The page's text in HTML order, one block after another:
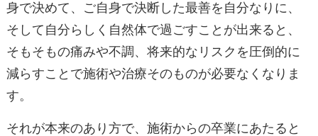
身で決めて、ご自身で決断した最善を自分なりに、
そして自分らしく自然体で過ごすことが出来ると、
そもそもの痛みや不調、将来的なリスクを圧倒的に
減らすことで施術や治療そのものが必要なくなりま
す。
それが本来のあり方で、施術からの卒業にあたると